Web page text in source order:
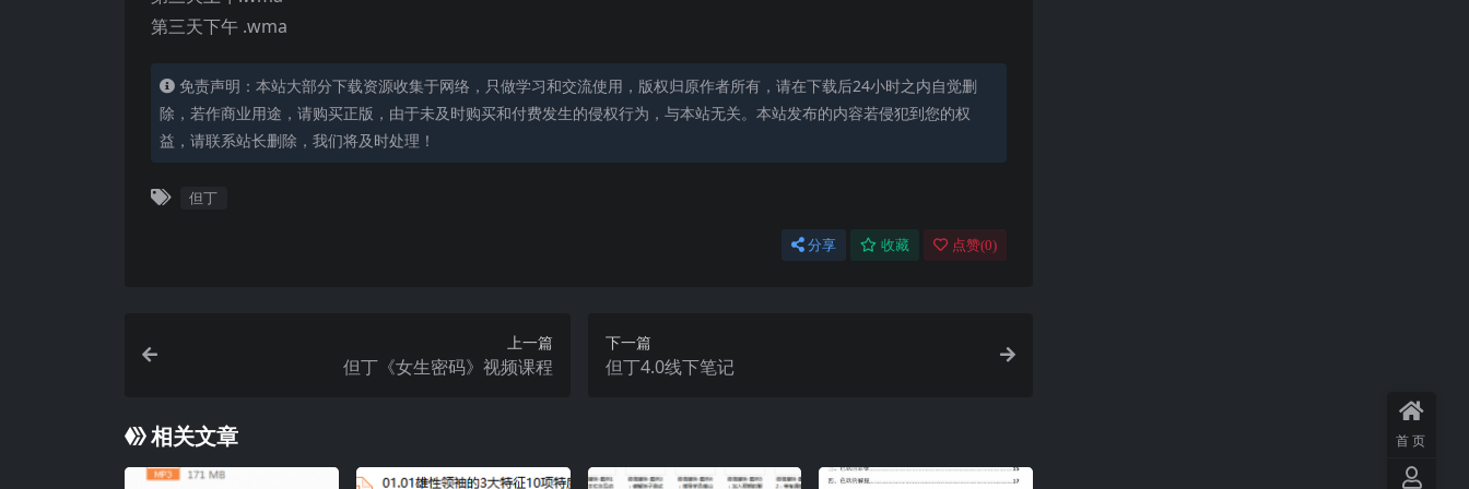
第三天下午 .wma
免责声明：本站大部分下载资源收集于网络，只做学习和交流使用，版权归原作者所有，请在下载后24小时之内自觉删
除，若作商业用途，请购买正版，由于未及时购买和付费发生的侵权行为，与本站无关。本站发布的内容若侵犯到您的权
益，请联系站长删除，我们将及时处理！
但丁
分享 收藏 点赞(0)
上一篇
但丁《女生密码》视频课程
下一篇
但丁4.0线下笔记
相关文章 首页